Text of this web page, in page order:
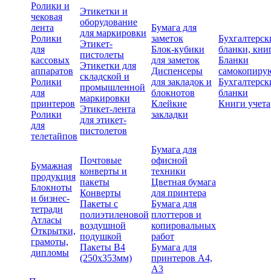
Ролики и
чековая
лента
Ролики
для
кассовых
аппаратов
Ролики
для
принтеров
Ролики
для
телетайпов
Этикетки и
оборудование
для маркировки
Этикет-
пистолеты
Этикетки для
складской и
промышленной
маркировки
Этикет-лента
для этикет-
пистолетов
Бумага для
заметок
Блок-кубики
для заметок
Диспенсеры
для закладок и
блокнотов
Клейкие
закладки
бланки,
Бланки
бланки
Книги учета
Бумажная
продукция
Блокноты
и бизнес-
тетради
Атласы
Открытки,
грамоты,
дипломы
Почтовые
конверты и
пакеты
Конверты
Пакеты с
полиэтиленовой
воздушной
подушкой
Пакеты В4
(250х353мм)
Бумага для
офисной
техники
Цветная бумага
для принтера
Бумага для
плоттеров и
копировальных
работ
Бумага для
принтеров А4,
А3